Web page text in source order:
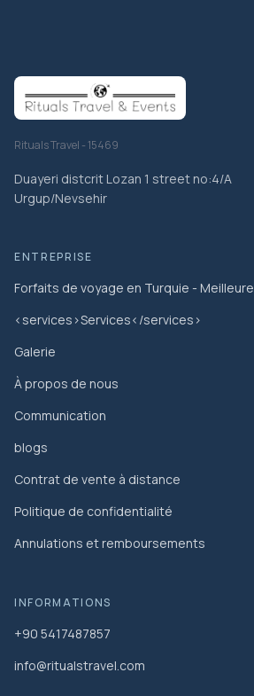
Rituals Travel - 15469
Duayeri distcrit Lozan 1 street no:4/A
Urgup/Nevsehir
ENTREPRISE
Forfaits de voyage en Turquie -
<services>Services</services>
Galerie
À propos de nous
Communication
blogs
Contrat de vente à distance
Politique de confidentialité
Annulations et remboursements
INFORMATIONS
+90 5417487857
info@ritualstravel.com